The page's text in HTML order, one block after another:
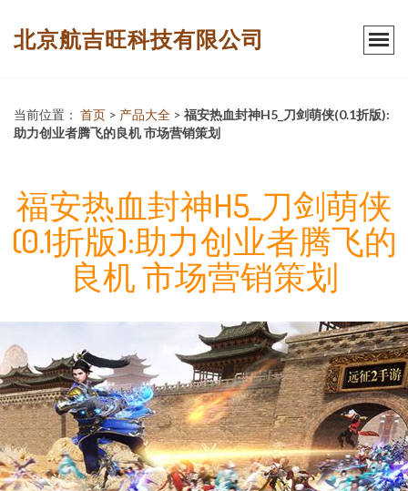
北京航吉旺科技有限公司
当前位置： 首页 > 产品大全 > 福安热血封神H5_刀剑萌侠(0.1折版):
助力创业者腾飞的良机 市场营销策划
福安热血封神H5_刀剑萌侠
(0.1折版):助力创业者腾飞的
良机 市场营销策划